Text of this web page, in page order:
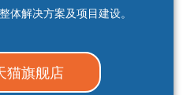
体解决方案及项目建设。
猫旗舰店